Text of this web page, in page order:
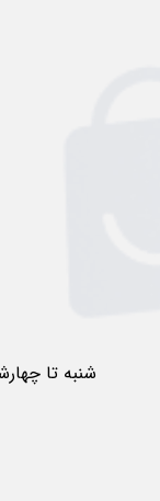
شنبه تا چهارشنبه ۰۹:۰۰ - ۱۷:۰۰ پنجشنبه